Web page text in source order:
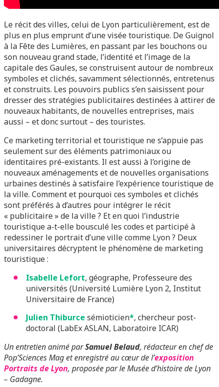
Le récit des villes, celui de Lyon particulièrement, est de
plus en plus emprunt d’une visée touristique. De Guignol
à la Fête des Lumières, en passant par les bouchons ou
son nouveau grand stade, l’identité et l’image de la
capitale des Gaules, se construisent autour de nombreux
symboles et clichés, savamment sélectionnés, entretenus
et construits. Les pouvoirs publics s’en saisissent pour
dresser des stratégies publicitaires destinées à attirer de
nouveaux habitants, de nouvelles entreprises, mais
aussi – et donc surtout – des touristes.
Ce marketing territorial et touristique ne s’appuie pas
seulement sur des éléments patrimoniaux ou
identitaires pré-existants. Il est aussi à l’origine de
nouveaux aménagements et de nouvelles organisations
urbaines destinés à satisfaire l’expérience touristique de
la ville. Comment et pourquoi ces symboles et clichés
sont préférés à d’autres pour intégrer le récit
« publicitaire » de la ville ? Et en quoi l’industrie
touristique a-t-elle bousculé les codes et participé à
redessiner le portrait d’une ville comme Lyon ? Deux
universitaires décryptent le phénomène de marketing
touristique :
Isabelle Lefort, géographe, Professeure des
universités (Université Lumière Lyon 2, Institut
Universitaire de France)
Julien Thiburce sémioticien*, chercheur post-
doctoral (LabEx ASLAN, Laboratoire ICAR)
Un entretien animé parSamuel Belaud, rédacteur en chef de
Pop’Sciences Mag et enregistré au cœur de l’exposition
Portraits de Lyon, proposée par le Musée d’histoire de Lyon
– Gadagne.